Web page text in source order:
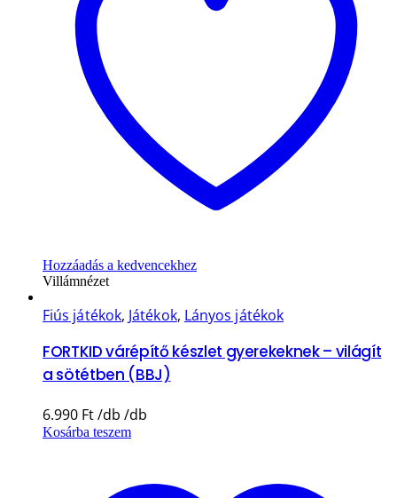
Hozzáadás a kedvencekhez
Villámnézet
Fiús játékok, Játékok, Lányos játékok
FORTKID várépítő készlet gyerekeknek – világít
a sötétben (BBJ)
6.990 Ft
Kosárba teszem